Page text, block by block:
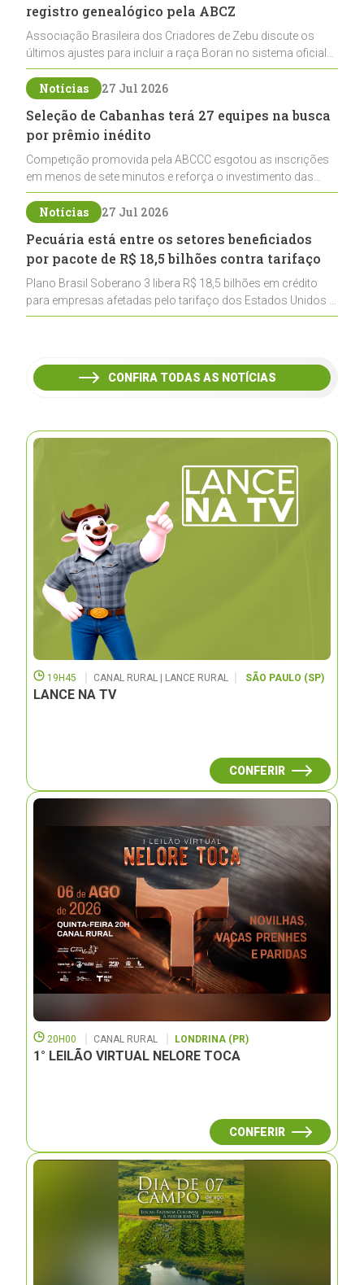
registro genealógico pela ABCZ
Associação Brasileira dos Criadores de Zebu discute os
últimos ajustes para incluir a raça Boran no sistema oficial
de registros, abrindo caminho para sua expansão na
pecuária nacional
Notícias 27 Jul 2026
Seleção de Cabanhas terá 27 equipes na busca
por prêmio inédito
Competição promovida pela ABCCC esgotou as inscrições
em menos de sete minutos e reforça o investimento das
cabanhas na seleção genética de Cavalos Crioulos voltados
ao laço
Notícias 27 Jul 2026
Pecuária está entre os setores beneficiados
por pacote de R$ 18,5 bilhões contra tarifaço
Plano Brasil Soberano 3 libera R$ 18,5 bilhões em crédito
para empresas afetadas pelo tarifaço dos Estados Unidos e
inclui a pecuária entre os setores estratégicos
CONFIRA TODAS AS NOTÍCIAS
19H45 CANAL RURAL | LANCE RURAL SÃO PAULO (SP)
LANCE NA TV
CONFERIR
20H00 CANAL RURAL LONDRINA (PR)
1° LEILÃO VIRTUAL NELORE TOCA
CONFERIR